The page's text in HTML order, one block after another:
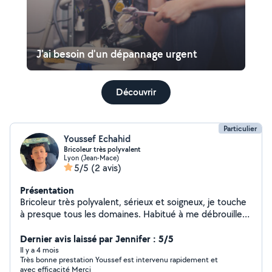
J'ai besoin d'un dépannage urgent
Découvrir
Particulier
Youssef Echahid
Bricoleur très polyvalent
Lyon (Jean-Mace)
5/5 (2 avis)
Présentation
Bricoleur très polyvalent, sérieux et soigneux, je touche
à presque tous les domaines. Habitué à me débrouiller
proprement et je respecte toujours les délais.
Plomberie légère : remplacement de robinet, siphon,
flexible, chasse d'eau, fuites simples Électricité :
Dernier avis laissé par Jennifer : 5/5
Il y a 4 mois
Très bonne prestation Youssef est intervenu rapidement et
avec efficacité Merci